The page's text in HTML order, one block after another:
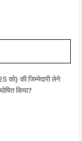
की जिम्मेदारी लेने
किया?